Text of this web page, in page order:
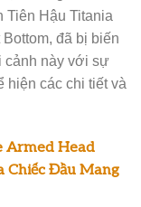
Tiên Hậu Titania
đã bị biến
cảnh này với sự
hiện các chi tiết và
Armed Head
Chiếc Đầu Mang